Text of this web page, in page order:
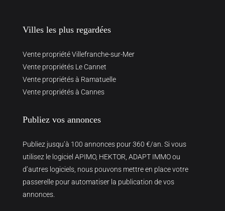
Villes les plus regardées
Vente propriété Villefranche-sur-Mer
Vente propriétés Le Cannet
Vente propriétés à Ramatuelle
Vente propriétés à Cannes
Publiez vos annonces
Publiez jusqu’à 100 annonces pour 360 €/an. Si vous
utilisez le logiciel APIMO, HEKTOR, ADAPT IMMO ou
d’autres logiciels, nous pouvons mettre en place votre
passerelle pour automatiser la publication de vos
annonces.